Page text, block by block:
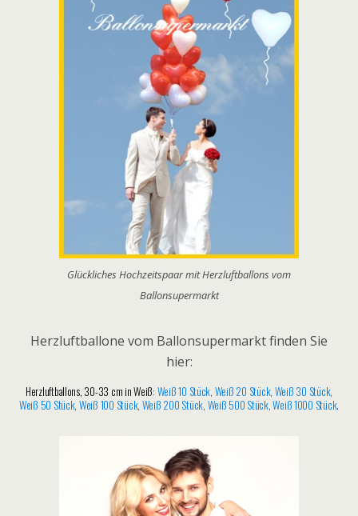
Glückliches Hochzeitspaar mit Herzluftballons vom
Ballonsupermarkt
Herzluftballone vom Ballonsupermarkt finden Sie
hier:
Herzluftballons, 30-33 cm in Weiß: Weiß 10 Stück, Weiß 20 Stück, Weiß 30 Stück,
Weiß 50 Stück, Weiß 100 Stück, Weiß 200 Stück, Weiß 500 Stück,Weiß 1000 Stück.